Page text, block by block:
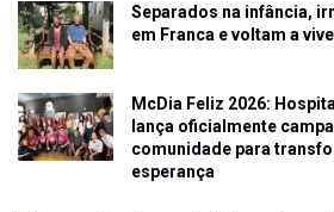
Separados na infância,
em Franca e voltam a
McDia Feliz 2026:
lança oficialmente
comunidade para
esperança